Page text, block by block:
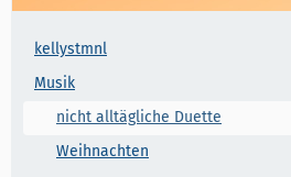
kellystmnl
Musik
nicht alltägliche Duette
Weihnachten